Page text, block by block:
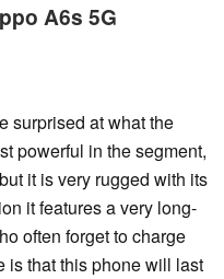
A6s 5G
surprised at what the
powerful in the segment,
it is very rugged with its
it features a very long-
often forget to charge
is that this phone will last